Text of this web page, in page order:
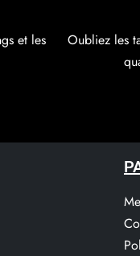
et les
Oubliez les